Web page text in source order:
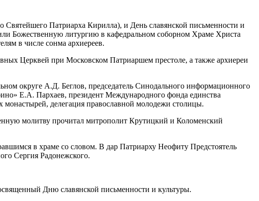
Святейшего Патриарха Кирилла), и День славянской письменности и
Божественную литургию в кафедральном соборном Храме Христа
в числе сонма архиереев.
Церквей при Московском Патриаршем престоле, а также архиереи
округе А.Д. Беглов, председатель Синодального информационного
Е.А. Пархаев, президент Международного фонда единства
делегация православной молодежи столицы.
молитву прочитал митрополит Крутицкий и Коломенский
в храме со словом. В дар Патриарху Неофиту Предстоятель
Сергия Радонежского.
Дню славянской письменности и культуры.